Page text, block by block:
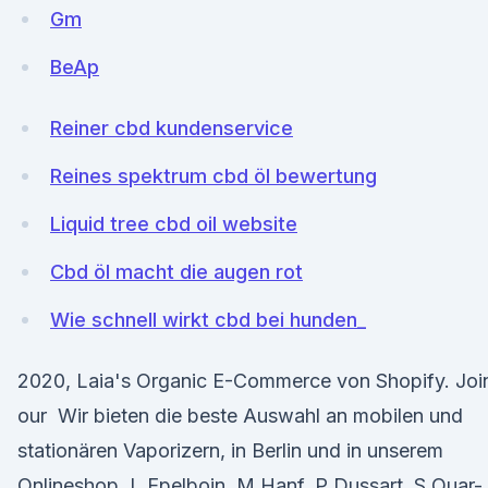
Gm
BeAp
Reiner cbd kundenservice
Reines spektrum cbd öl bewertung
Liquid tree cbd oil website
Cbd öl macht die augen rot
Wie schnell wirkt cbd bei hunden_
2020, Laia's Organic E-Commerce von Shopify.
our Wir bieten die beste Auswahl an mobilen und
stationären Vaporizern, in Berlin und in unserem